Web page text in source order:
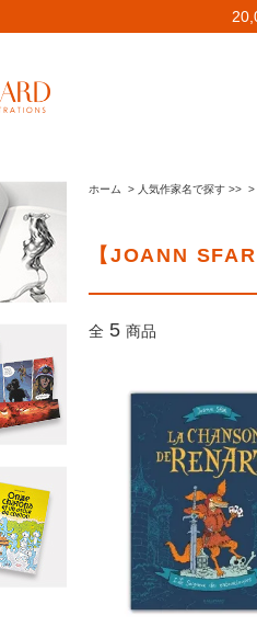
ホーム > 人気作家名で探す >> >
【JOANN
全 5 商品